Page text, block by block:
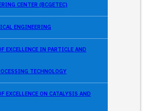
CENTER (BCGETEC)
ENGINEERING
EXCELLENCE IN PARTICLE AND
TECHNOLOGY
EXCELLENCE ON CATALYSIS AND